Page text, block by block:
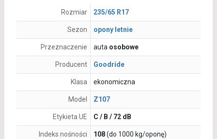
Rozmiar 235/65 R17
Sezon opony letnie
Przeznaczenie auta osobowe
Producent Goodride
Klasa ekonomiczna
Model Z107
Etykieta UE C / B / 72 dB
Indeks nośności 108(do 1000 kg/oponę)